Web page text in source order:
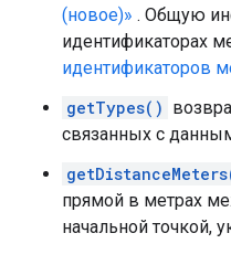
(новое)» . Общую
идентификаторах
идентификаторов
getTypes()
связанных с
прямой в метрах
начальной точкой,